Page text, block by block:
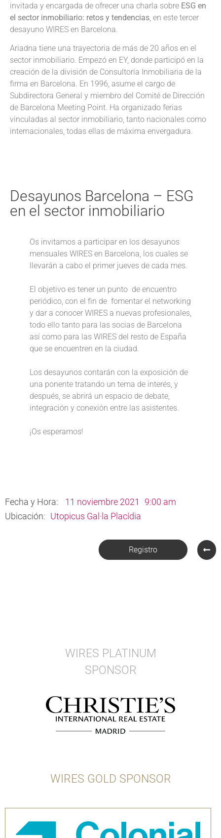
invitada y encargada de ofrecer una charla sobre ESG en
el sector inmobiliario: retos y tendencias , en este tercer
desayuno WIRES en Barcelona.
Ariadna tiene una trayectoria de más de 20 años en el
sector inmobiliario. Empezó en EY, donde participó en la
creación de la división de Consultoría Inmobiliaria de la
firma en Barcelona. En 1996, asume el cargo de
Subdirectora General y miembro del Comité de Dirección
de Barcelona Meeting Point. Ha organizado ferias
vinculadas al sector inmobiliario, tanto nacionales como
internacionales, todas ellas de máxima envergadura.
Desayunos Barcelona – ESG
en el sector inmobiliario
Os invitamos a participar en los desayunos
mensuales WIRES en Barcelona, los cuales se
llevarán a cabo el primer jueves de cada mes.
El objetivo es tener un punto de encuentro
periódico, con el fin de fomentar el networking
y dar a conocer WIRES a nuevas profesionales,
todo ello tanto para las socias de Barcelona
así como para las WIRES del resto de España
que se encuentren en la ciudad.
Los desayunos contarán con la exposición de
una ponente tratando un tema de interés, y
después, se abrirá un espacio de debate,
integración y conexión entre las asistentes.
¡Os esperamos!
Fecha y Hora: 11 noviembre 2021
9:00 am
Ubicación: Utopicus Gal·la Placídia
Registro
WIRES PLATINUM
SPONSOR
WIRES GOLD SPONSOR